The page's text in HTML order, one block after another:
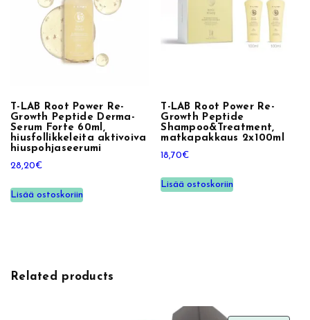
m
p
o
ä
T-LAB Root Power Re-
Growth Peptide Derma-
Serum Forte 60ml,
hiusfollikkeleita aktivoiva
hiuspohjaseerumi
28,20€
Lisää ostoskoriin
T-LAB Root Power Re-
Growth Peptide
Shampoo&Treatment,
matkapakkaus 2x100ml
18,70€
Lisää ostoskoriin
Related products